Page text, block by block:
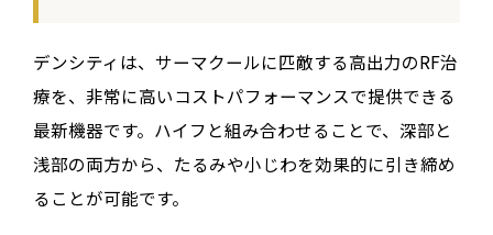
デンシティは、サーマクールに匹敵する高出力のRF治
療を、非常に高いコストパフォーマンスで提供できる
最新機器です。ハイフと組み合わせることで、深部と
浅部の両方から、たるみや小じわを効果的に引き締め
ることが可能です。